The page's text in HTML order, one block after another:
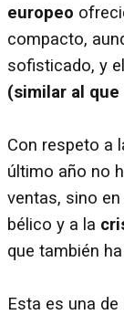
europeo
compacto,
sofisticado, y
(similar al
Con respeto a
último año no
ventas, sino
bélico y a la
que también
Esta es una